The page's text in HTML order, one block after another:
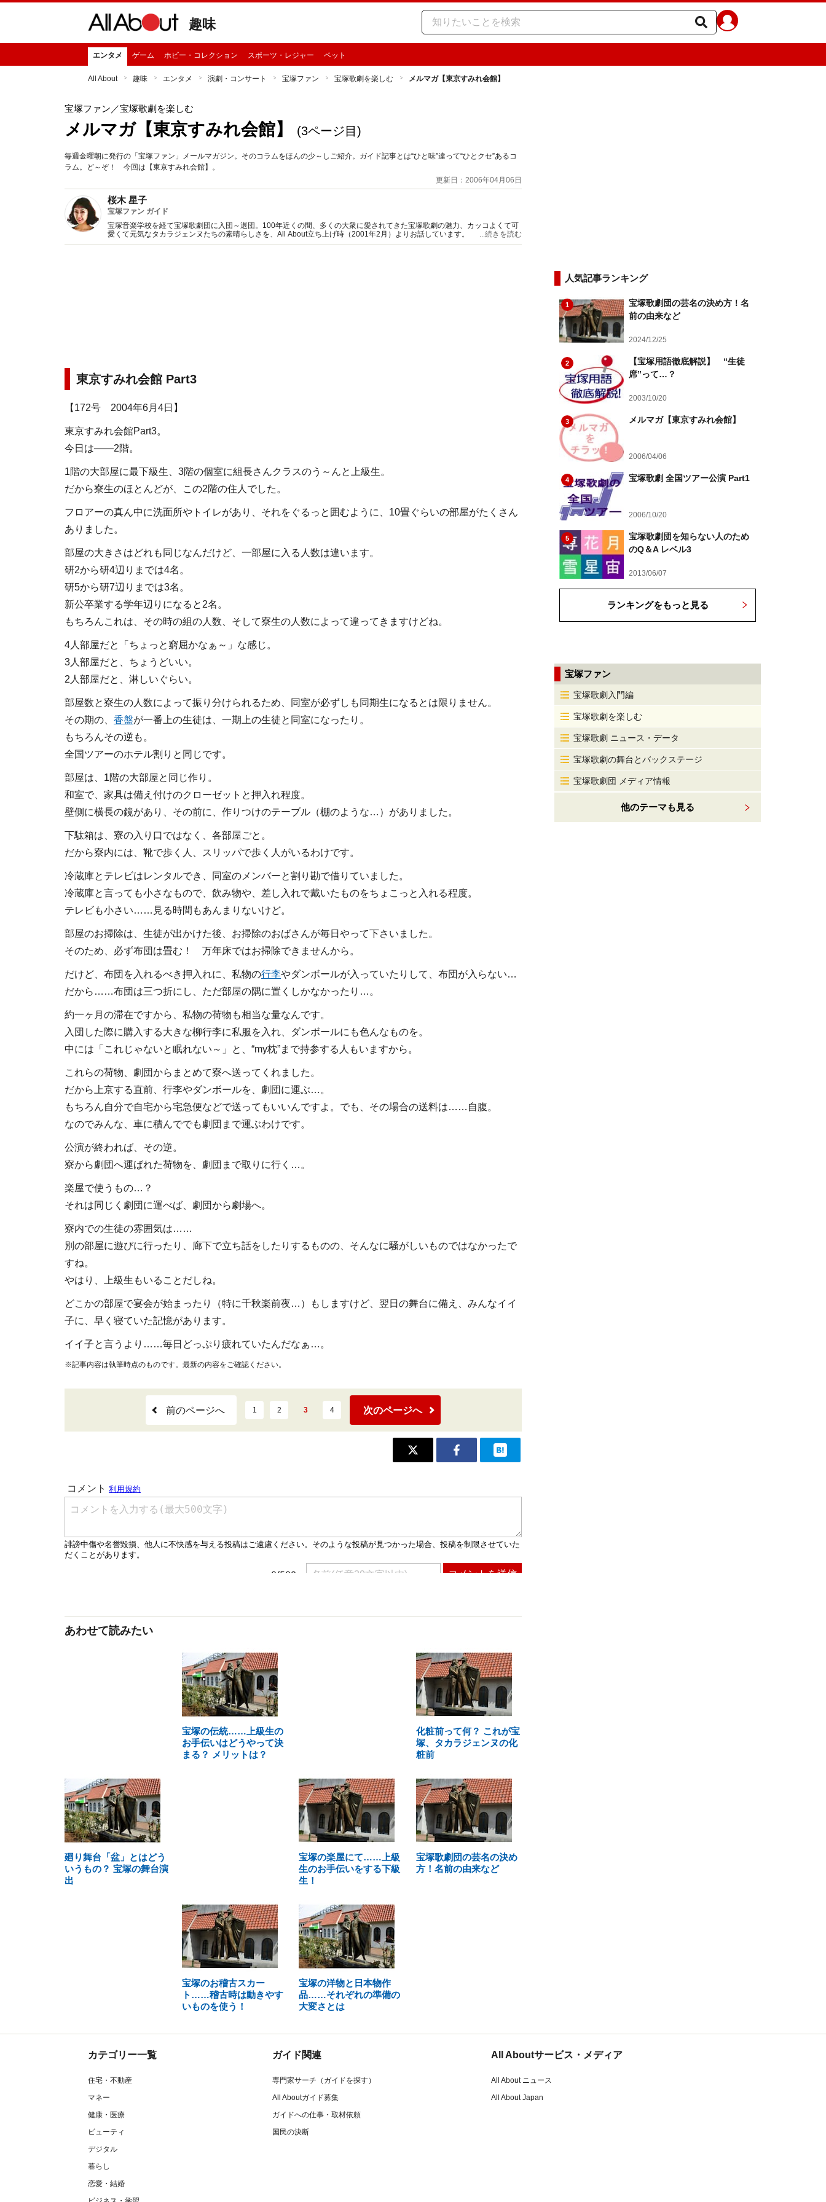
趣味
エンタメ ゲーム ホビー・コレクション スポーツ・レジャー ペット
All About 趣味 エンタメ 演劇・コンサート 宝塚ファン 宝塚歌劇を楽しむ メルマガ【東京すみれ会館】
宝塚ファン ／宝塚歌劇を楽しむ
メルマガ【東京すみれ会館】 (3ページ目)
毎週金曜朝に発行の「宝塚ファン」メールマガジン。そのコラムをほんの少～しご紹介。ガイド記事とは“ひと味”違って“ひとクセ”あるコ
ラム。ど～ぞ！ 今回は【東京すみれ会館】。
更新日：2006年04月06日
桜木 星子
宝塚ファン ガイド
宝塚音楽学校を経て宝塚歌劇団に入団～退団。100年近くの間、多くの大衆に愛されてきた宝塚歌劇の魅力、カッコよくて可
愛くて元気なタカラジェンヌたちの素晴らしさを、All About立ち上げ時（2001年2月）よりお話しています。
...続きを読む
東京すみれ会館 Part3
【172号 2004年6月4日】
東京すみれ会館Part3。
今日は――2階。
1階の大部屋に最下級生、3階の個室に組長さんクラスのう～んと上級生。
だから寮生のほとんどが、この2階の住人でした。
フロアーの真ん中に洗面所やトイレがあり、それをぐるっと囲むように、10畳ぐらいの部屋がたくさん
ありました。
部屋の大きさはどれも同じなんだけど、一部屋に入る人数は違います。
研2から研4辺りまでは4名。
研5から研7辺りまでは3名。
新公卒業する学年辺りになると2名。
もちろんこれは、その時の組の人数、そして寮生の人数によって違ってきますけどね。
4人部屋だと「ちょっと窮屈かなぁ～」な感じ。
3人部屋だと、ちょうどいい。
2人部屋だと、淋しいぐらい。
部屋数と寮生の人数によって振り分けられるため、同室が必ずしも同期生になるとは限りません。
その期の、 香盤が一番上の生徒は、一期上の生徒と同室になったり。
もちろんその逆も。
全国ツアーのホテル割りと同じです。
部屋は、1階の大部屋と同じ作り。
和室で、家具は備え付けのクローゼットと押入れ程度。
壁側に横長の鏡があり、その前に、作りつけのテーブル（棚のような…）がありました。
下駄箱は、寮の入り口ではなく、各部屋ごと。
だから寮内には、靴で歩く人、スリッパで歩く人がいるわけです。
冷蔵庫とテレビはレンタルでき、同室のメンバーと割り勘で借りていました。
冷蔵庫と言っても小さなもので、飲み物や、差し入れで戴いたものをちょこっと入れる程度。
テレビも小さい……見る時間もあんまりないけど。
部屋のお掃除は、生徒が出かけた後、お掃除のおばさんが毎日やって下さいました。
そのため、必ず布団は畳む！ 万年床ではお掃除できませんから。
だけど、布団を入れるべき押入れに、私物の行李やダンボールが入っていたりして、布団が入らない…
だから……布団は三つ折にし、ただ部屋の隅に置くしかなかったり…。
約一ヶ月の滞在ですから、私物の荷物も相当な量なんです。
入団した際に購入する大きな柳行李に私服を入れ、ダンボールにも色んなものを。
中には「これじゃないと眠れない～」と、“my枕”まで持参する人もいますから。
これらの荷物、劇団からまとめて寮へ送ってくれました。
だから上京する直前、行李やダンボールを、劇団に運ぶ…。
もちろん自分で自宅から宅急便などで送ってもいいんですよ。でも、その場合の送料は……自腹。
なのでみんな、車に積んででも劇団まで運ぶわけです。
公演が終われば、その逆。
寮から劇団へ運ばれた荷物を、劇団まで取りに行く…。
楽屋で使うもの…？
それは同じく劇団に運べば、劇団から劇場へ。
寮内での生徒の雰囲気は……
別の部屋に遊びに行ったり、廊下で立ち話をしたりするものの、そんなに騒がしいものではなかったで
すね。
やはり、上級生もいることだしね。
どこかの部屋で宴会が始まったり（特に千秋楽前夜…）もしますけど、翌日の舞台に備え、みんなイイ
子に、早く寝ていた記憶があります。
イイ子と言うより……毎日どっぷり疲れていたんだなぁ…。
※記事内容は執筆時点のものです。最新の内容をご確認ください。
前のページへ 1 2 3 4 次のページへ
あわせて読みたい
宝塚の伝統……上級生の
お手伝いはどうやって決
まる？ メリットは？
化粧前って何？ これが宝
塚、タカラジェンヌの化
粧前
廻り舞台「盆」とはどう
いうもの？ 宝塚の舞台演
出
宝塚の楽屋にて……上級
生のお手伝いをする下級
生！
宝塚歌劇団の芸名の決め
方！名前の由来など
宝塚のお稽古スカー
ト……稽古時は動きやす
いものを使う！
宝塚の洋物と日本物作
品……それぞれの準備の
大変さとは
人気記事ランキング
1
宝塚歌劇団の芸名の決め方！名
前の由来など
2024/12/25
2
【宝塚用語徹底解説】 “生徒
席”って…？
2003/10/20
3 メルマガ【東京すみれ会館】
2006/04/06
4 宝塚歌劇 全国ツアー公演 Part1
2006/10/20
5
宝塚歌劇団を知らない人のため
のQ＆A レベル3
2013/06/07
ランキングをもっと見る
宝塚ファン
宝塚歌劇入門編
宝塚歌劇を楽しむ
宝塚歌劇 ニュース・データ
宝塚歌劇の舞台とバックステージ
宝塚歌劇団 メディア情報
他のテーマも見る
カテゴリー一覧
住宅・不動産
マネー
健康・医療
ビューティ
デジタル
暮らし
恋愛・結婚
ガイド関連
専門家サーチ（ガイドを探す）
All Aboutガイド募集
ガイドへの仕事・取材依頼
国民の決断
All Aboutサービス・メディア
All About ニュース
All About Japan